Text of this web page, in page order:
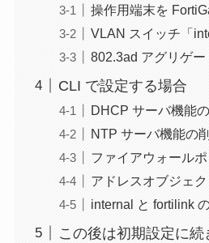
操作用端末を
VLAN スイッチ「
802.3ad アグリゲ
CLI で設定する場合
DHCP サーバ機能
NTP サーバ機能の
ファイアウォール
アドレスオブジェ
internal と fortilink
この後は初期設定に続